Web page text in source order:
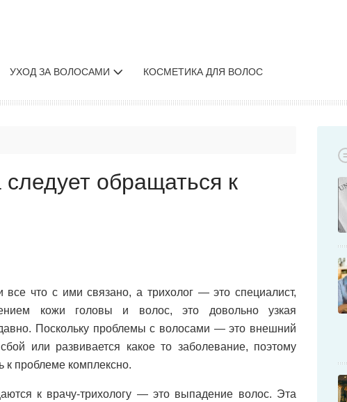
УХОД ЗА ВОЛОСАМИ КОСМЕТИКА ДЛЯ ВОЛОС
обращаться к
что с ими связано, а трихолог — это специалист,
кожи головы и волос, это довольно узкая
Поскольку проблемы с волосами — это внешний
или развивается какое то заболевание, поэтому
к проблеме комплексно.
к врачу-трихологу — это выпадение волос. Эта